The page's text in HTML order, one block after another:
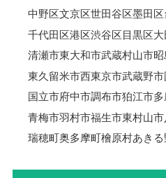
中野区文京区世田谷区墨田区
千代田区港区渋谷区目黒区
清瀬市東大和市武蔵村山市
東久留米市西東京市武蔵野市
国立市府中市調布市狛江市
青梅市羽村市福生市東村山市
瑞穂町奥多摩町檜原村あき